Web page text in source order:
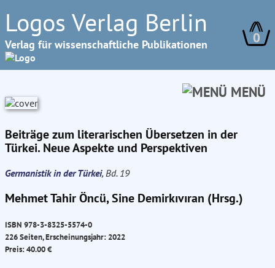
Logos Verlag Berlin
Verlag für wissenschaftliche Publikationen 0
MENÜ
Beiträge zum literarischen Übersetzen in der
Türkei. Neue Aspekte und Perspektiven
Germanistik in der Türkei, Bd. 19
Mehmet Tahir Öncü, Sine Demirkıvıran (Hrsg.)
ISBN 978-3-8325-5574-0
226 Seiten, Erscheinungsjahr: 2022
Preis: 40.00 €